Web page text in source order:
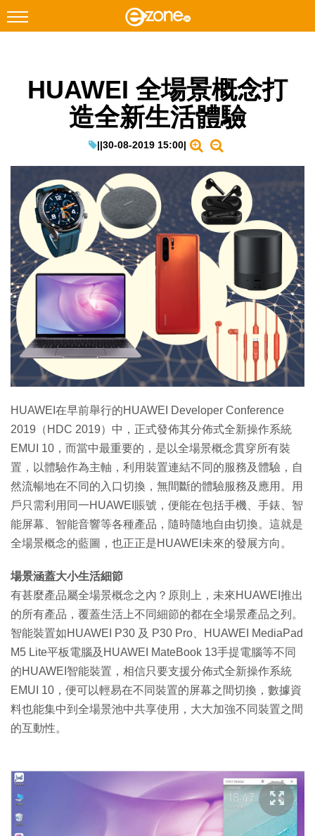
Facebook Instagram
遊戲動漫
教學評測
EduTech
IT Times
生成式AI與雲端應用
Enterprise Digital Transformation
特集
HUAWEI 全場景概念打
造全新生活體驗
||30-08-2019 15:00|
HUAWEI在早前舉行的HUAWEI Developer Conference
2019（HDC 2019）中，正式發佈其分佈式全新操作系統
EMUI 10，而當中最重要的，是以全場景概念貫穿所有裝
置，以體驗作為主軸，利用裝置連結不同的服務及體驗，自
然流暢地在不同的入口切換，無間斷的體驗服務及應用。用
戶只需利用同一HUAWEI賬號，便能在包括手機、手錶、智
能屏幕、智能音響等各種產品，隨時隨地自由切換。這就是
全場景概念的藍圖，也正正是HUAWEI未來的發展方向。
場景涵蓋大小生活細節
有甚麼產品屬全場景概念之內？原則上，未來HUAWEI推出
的所有產品，覆蓋生活上不同細節的都在全場景產品之列。
智能裝置如HUAWEI P30 及 P30 Pro、HUAWEI MediaPad
M5 Lite平板電腦及HUAWEI MateBook 13手提電腦等不同
的HUAWEI智能裝置，相信只要支援分佈式全新操作系統
EMUI 10，便可以輕易在不同裝置的屏幕之間切換，數據資
料也能集中到全場景池中共享使用，大大加強不同裝置之間
的互動性。